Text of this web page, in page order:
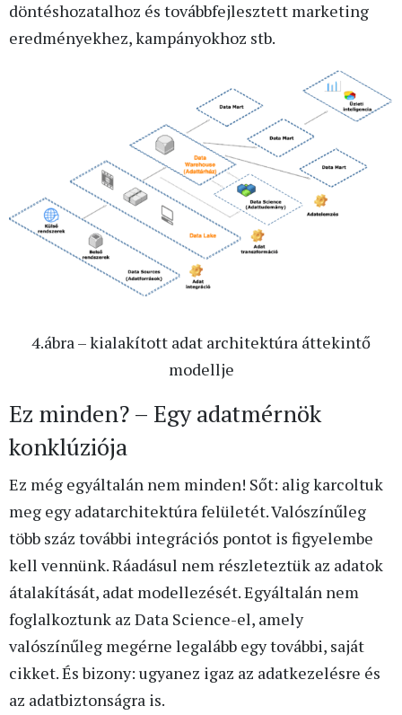
döntéshozatalhoz és továbbfejlesztett marketing
eredményekhez, kampányokhoz stb.
4.ábra – kialakított adat architektúra áttekintő
modellje
Ez minden? – Egy adatmérnök
konklúziója
Ez még egyáltalán nem minden! Sőt: alig karcoltuk
meg egy adatarchitektúra felületét. Valószínűleg
több száz további integrációs pontot is figyelembe
kell vennünk. Ráadásul nem részleteztük az adatok
átalakítását, adat modellezését. Egyáltalán nem
foglalkoztunk az Data Science-el, amely
valószínűleg megérne legalább egy további, saját
cikket. És bizony: ugyanez igaz az adatkezelésre és
az adatbiztonságra is.